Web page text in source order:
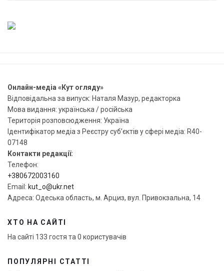
Онлайн-медіа «Кут огляду»
Відповідальна за випуск: Наталя Мазур, редакторка
Мова видання: українська / російська
Територія розповсюдження: Україна
Ідентифікатор медіа з Реєстру суб’єктів у сфері медіа: R40-
07148
Контакти редакції:
Телефон:
+380672003160
Email: kut_o@ukr.net
Адреса: Одеська область, м. Арциз, вул. Привокзальна, 14
ХТО НА САЙТІ
На сайті 133 гостя та 0 користувачів
ПОПУЛЯРНІ СТАТТІ